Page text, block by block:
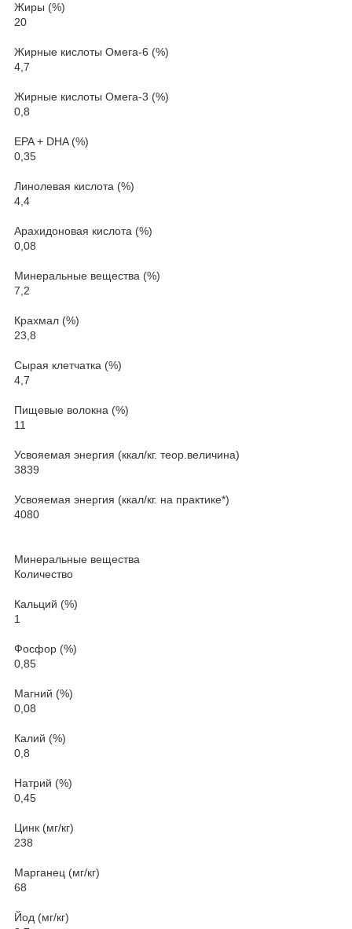
Жиры (%)
20
Жирные кислоты Омега-6 (%)
4,7
Жирные кислоты Омега-3 (%)
0,8
EPA + DHA (%)
0,35
Линолевая кислота (%)
4,4
Арахидоновая кислота (%)
0,08
Минеральные вещества (%)
7,2
Крахмал (%)
23,8
Сырая клетчатка (%)
4,7
Пищевые волокна (%)
11
Усвояемая энергия (ккал/кг. теор.величина)
3839
Усвояемая энергия (ккал/кг. на практике*)
4080
Минеральные вещества
Количество
Кальций (%)
1
Фосфор (%)
0,85
Магний (%)
0,08
Калий (%)
0,8
Натрий (%)
0,45
Цинк (мг/кг)
238
Марганец (мг/кг)
68
Йод (мг/кг)